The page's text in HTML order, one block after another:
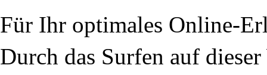
Für Ihr optimales Online-
Durch das Surfen auf